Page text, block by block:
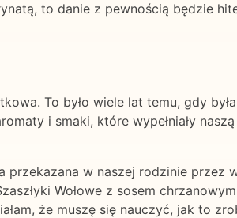
to danie z pewnością będzie
To było wiele lat temu, gdy
i smaki, które wypełniały
w naszej rodzinie przez
Wołowe z sosem
że muszę się nauczyć, jak to